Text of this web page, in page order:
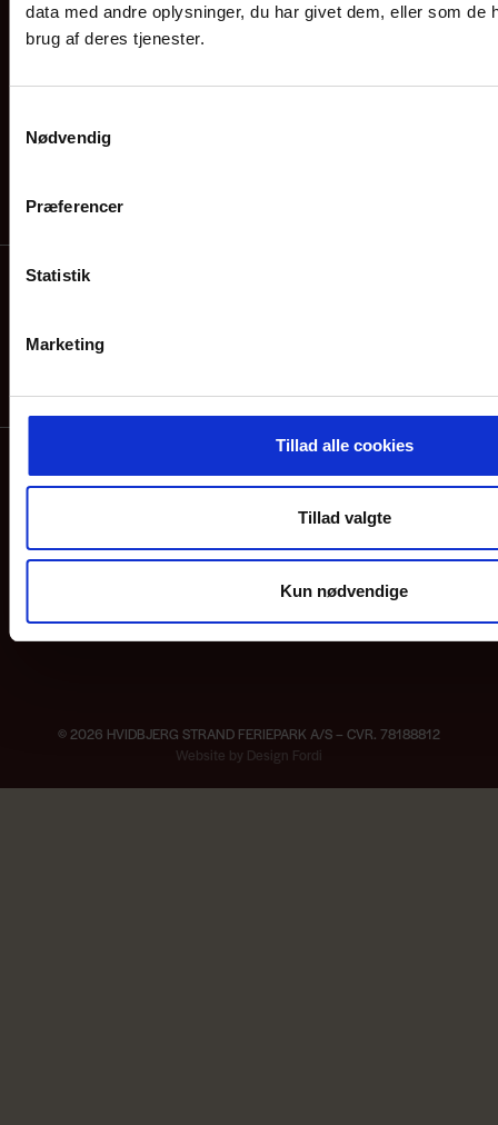
data med andre oplysninger, du har givet dem, eller som de
brug af deres tjenester.
Nødvendig
Præferencer
Statistik
Marketing
Tillad alle cookies
Tillad valgte
Kun nødvendige
Find vej til campingpladsen
Om os
Tilmeld dig vores nyhedsbrev
Privatlivspolitik
Besøg vores andre
campingpladser
© 2026 HVIDBJERG STRAND FERIEPARK A/S – CVR. 78188812
Website by Design Fordi
Van Life & Barbeque 29/4-2/5 2027 —